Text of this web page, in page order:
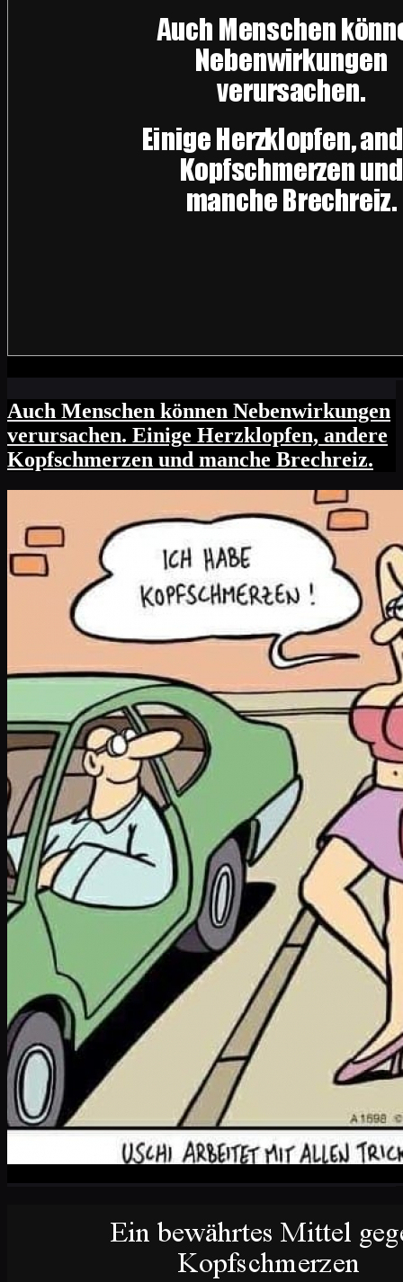
Auch Menschen können Nebenwirkungen
verursachen. Einige Herzklopfen, andere
Kopfschmerzen und manche Brechreiz.